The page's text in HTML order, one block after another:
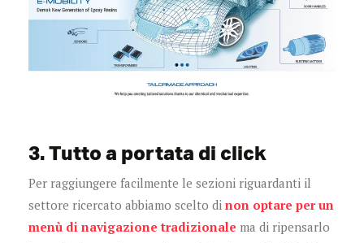
3. Tutto a portata di click
Per raggiungere facilmente le sezioni riguardanti il
settore ricercato abbiamo scelto di non optare per un
menù di navigazione tradizionale ma di ripensarlo